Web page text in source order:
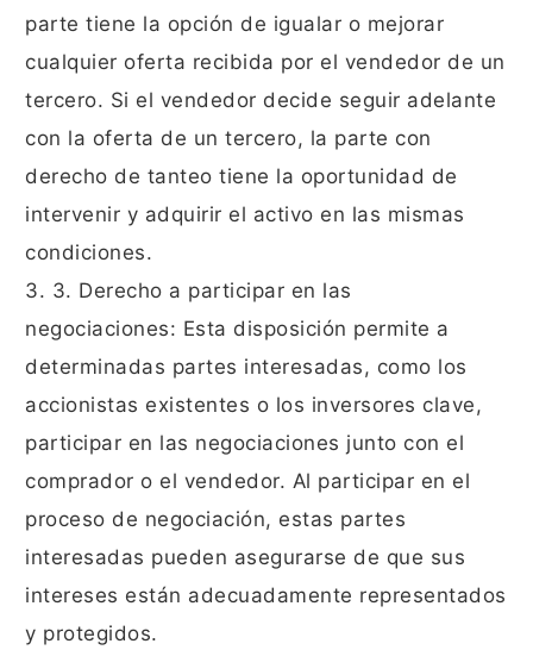
parte tiene la opción de igualar o mejorar
cualquier oferta recibida por el vendedor de un
tercero. Si el vendedor decide seguir adelante
con la oferta de un tercero, la parte con
derecho de tanteo tiene la oportunidad de
intervenir y adquirir el activo en las mismas
condiciones.
3. 3. Derecho a participar en las
negociaciones: Esta disposición permite a
determinadas partes interesadas, como los
accionistas existentes o los inversores clave,
participar en las negociaciones junto con el
comprador o el vendedor. Al participar en el
proceso de negociación, estas partes
interesadas pueden asegurarse de que sus
intereses están adecuadamente representados
y protegidos.